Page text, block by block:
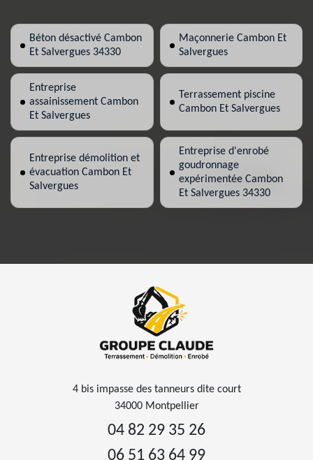
Béton désactivé Cambon
Et Salvergues 34330
Maçonnerie Cambon Et
Salvergues
Entreprise
assainissement Cambon
Et Salvergues
Terrassement piscine
Cambon Et Salvergues
Entreprise démolition et
évacuation Cambon Et
Salvergues
Entreprise d'enrobé
goudronnage
expérimentée Cambon
Et Salvergues 34330
4 bis impasse des tanneurs dite court
34000 Montpellier
04 82 29 35 26
06 51 63 64 99